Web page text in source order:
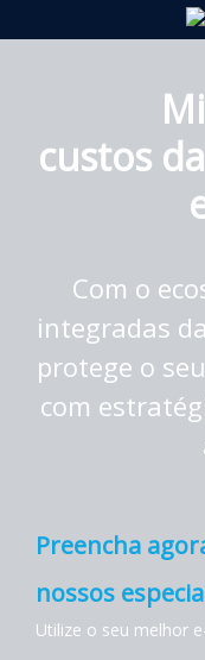
custos
Com o
integradas
protege o
com
Preencha
nossos
Utilize o seu melhor